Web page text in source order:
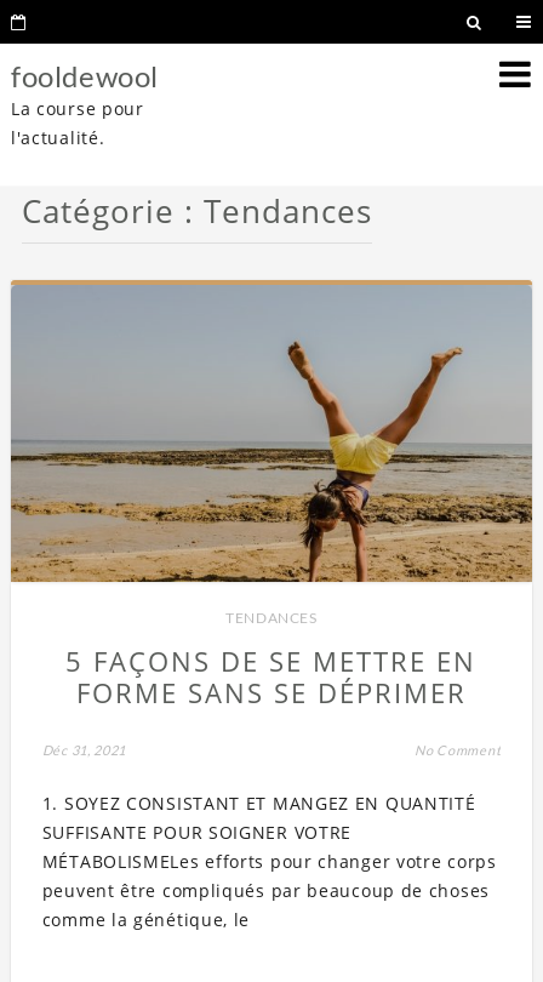
fooldewool
La course pour
l'actualité.
Catégorie : Tendances
TENDANCES
5 FAÇONS DE SE METTRE EN
FORME SANS SE DÉPRIMER
Déc 31, 2021 No Comment
1. SOYEZ CONSISTANT ET MANGEZ EN QUANTITÉ
SUFFISANTE POUR SOIGNER VOTRE
MÉTABOLISMELes efforts pour changer votre corps
peuvent être compliqués par beaucoup de choses
comme la génétique, le